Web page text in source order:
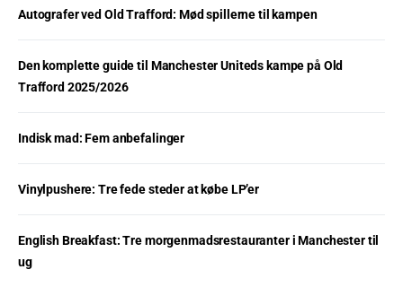
Autografer ved Old Trafford: Mød spillerne til kampen
Den komplette guide til Manchester Uniteds kampe på Old
Trafford 2025/2026
Indisk mad: Fem anbefalinger
Vinylpushere: Tre fede steder at købe LP’er
English Breakfast: Tre morgenmadsrestauranter i Manchester til
ug